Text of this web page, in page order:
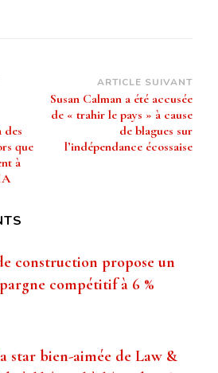
des
que
à
ARTICLE SUIVANT
Susan Calman a été accusée
de « trahir le pays » à cause
de blagues sur
l’indépendance écossaise
construction propose un
compétitif à 6 %
star bien-aimée de Law &